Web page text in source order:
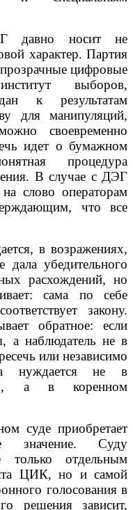
давно носит не
характер. Партия
цифровые
выборов,
к результатам
для манипуляций,
своевременно
идет о бумажном
процедура
В случае с ДЭГ
слово операторам
что все
в возражениях,
убедительного
расхождений, но
сама по себе
закону.
обратное: если
а наблюдатель не в
или независимо
нуждается не в
а в коренном
суде приобретает
значение. Суду
только отдельным
ЦИК, но и самой
голосования в
решения зависит,